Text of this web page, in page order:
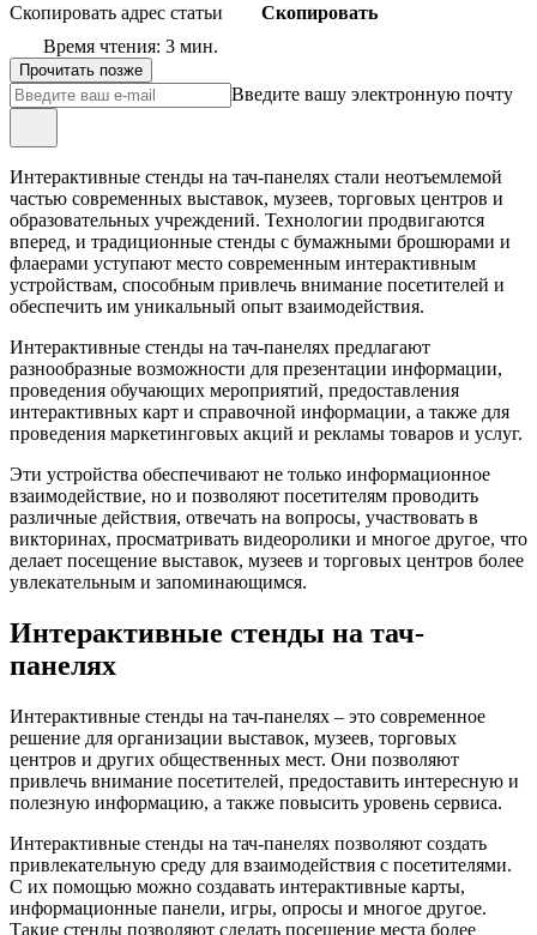
Скопировать адрес статьи
Скопировать
Время чтения: 3 мин.
Прочитать позже
Введите вашу электронную почту
Интерактивные стенды на тач-панелях стали неотъемлемой
частью современных выставок, музеев, торговых центров и
образовательных учреждений. Технологии продвигаются
вперед, и традиционные стенды с бумажными брошюрами и
флаерами уступают место современным интерактивным
устройствам, способным привлечь внимание посетителей и
обеспечить им уникальный опыт взаимодействия.
Интерактивные стенды на тач-панелях предлагают
разнообразные возможности для презентации информации,
проведения обучающих мероприятий, предоставления
интерактивных карт и справочной информации, а также для
проведения маркетинговых акций и рекламы товаров и услуг.
Эти устройства обеспечивают не только информационное
взаимодействие, но и позволяют посетителям проводить
различные действия, отвечать на вопросы, участвовать в
викторинах, просматривать видеоролики и многое другое, что
делает посещение выставок, музеев и торговых центров более
увлекательным и запоминающимся.
Интерактивные стенды на тач-
панелях
Интерактивные стенды на тач-панелях – это современное
решение для организации выставок, музеев, торговых
центров и других общественных мест. Они позволяют
привлечь внимание посетителей, предоставить интересную и
полезную информацию, а также повысить уровень сервиса.
Интерактивные стенды на тач-панелях позволяют создать
привлекательную среду для взаимодействия с посетителями.
С их помощью можно создавать интерактивные карты,
информационные панели, игры, опросы и многое другое.
Такие стенды позволяют сделать посещение места более